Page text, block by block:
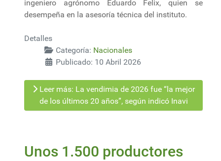
ingeniero agrónomo Eduardo Felix, quien se
desempeña en la asesoría técnica del instituto.
Detalles
Categoría: Nacionales
Publicado: 10 Abril 2026
Leer más: La vendimia de 2026 fue “la mejor
de los últimos 20 años”, según indicó Inavi
Unos 1.500 productores